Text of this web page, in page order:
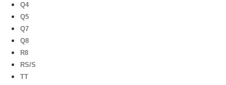
Q4
Q5
Q7
Q8
R8
RS/S
TT